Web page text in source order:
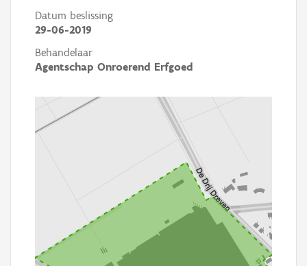
Datum beslissing
29-06-2019
Behandelaar
Agentschap Onroerend Erfgoed